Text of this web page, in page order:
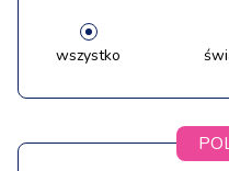
wszystko